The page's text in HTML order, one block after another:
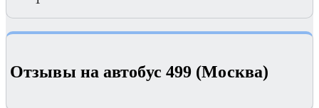
Отзывы на автобус 499 (Москва)